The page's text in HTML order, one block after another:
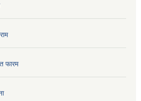
फारम